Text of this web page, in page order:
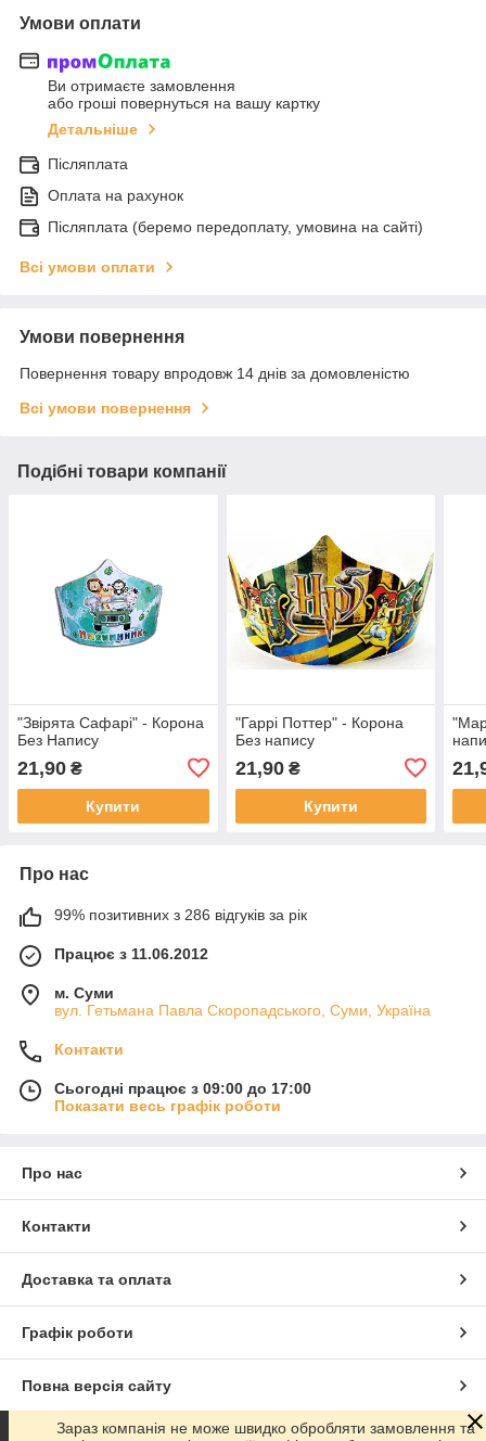
Умови оплати
Ви отримаєте замовлення
або гроші повернуться на вашу картку
Детальніше
Післяплата
Оплата на рахунок
Післяплата (беремо передоплату, умовина на сайті)
Всі умови оплати
Умови повернення
Повернення товару впродовж 14 днів за домовленістю
Всі умови повернення
Подібні товари компанії
"Звірята Сафарі" - Корона
Без Напису
21,90 ₴
Купити
"Гаррі Поттер" - Корона
Без напису
21,90₴
Купити
Про нас
99% позитивних з 286 відгуків за рік
Працює з 11.06.2012
м. Суми
вул. Гетьмана Павла Скоропадського, Суми, Україна
Контакти
Сьогодні працює з 09:00 до 17:00
Показати весь графік роботи
Про нас
Контакти
Доставка та оплата
Графік роботи
Повна версія сайту
Зараз компанія не може швидко обробляти замовлення та